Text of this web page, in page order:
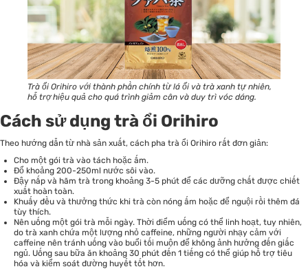
Trà ổi Orihiro với thành phần chính từ lá ổi và trà xanh tự nhiên,
hỗ trợ hiệu quả cho quá trình giảm cân và duy trì vóc dáng.
Cách sử dụng trà ổi Orihiro
Theo hướng dẫn từ nhà sản xuất, cách pha trà ổi Orihiro rất đơn giản:
Cho một gói trà vào tách hoặc ấm.
Đổ khoảng 200-250ml nước sôi vào.
Đậy nắp và hãm trà trong khoảng 3-5 phút để các dưỡng chất được chiết
xuất hoàn toàn.
Khuấy đều và thưởng thức khi trà còn nóng ấm hoặc để nguội rồi thêm đá
tùy thích.
Nên uống một gói trà mỗi ngày. Thời điểm uống có thể linh hoạt, tuy nhiên,
do trà xanh chứa một lượng nhỏ caffeine, những người nhạy cảm với
caffeine nên tránh uống vào buổi tối muộn để không ảnh hưởng đến giấc
ngủ. Uống sau bữa ăn khoảng 30 phút đến 1 tiếng có thể giúp hỗ trợ tiêu
hóa và kiểm soát đường huyết tốt hơn.